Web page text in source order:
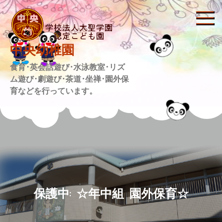
Skip
to
content
中央幼稚園
食育･英会話遊び･水泳教室･リズ
ム遊び･劇遊び･茶道･坐禅･園外保
育などを行っています。
保護中: ‪☆年中組 園外保育☆